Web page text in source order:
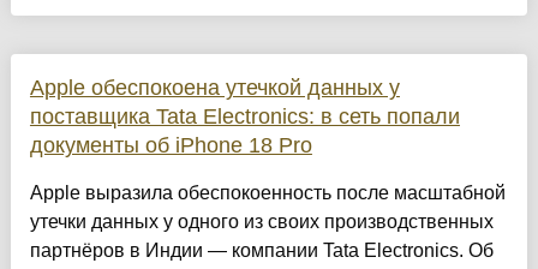
Apple обеспокоена утечкой данных у
поставщика Tata Electronics: в сеть попали
документы об iPhone 18 Pro
Apple выразила обеспокоенность после масштабной
утечки данных у одного из своих производственных
партнёров в Индии — компании Tata Electronics. Об